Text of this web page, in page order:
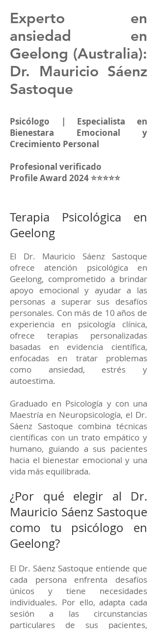
Experto en
ansiedad en
Geelong (Australia):
Dr. Mauricio Sáenz
Sastoque
Psicólogo | Especialista en
Bienestara Emocional y
Crecimiento Personal
Profesional verificado
Profile Award 2024 ⭐⭐⭐⭐⭐
Terapia Psicológica en
Geelong
El Dr. Mauricio Sáenz Sastoque
ofrece atención psicológica en
Geelong, comprometido a brindar
apoyo emocional y ayudar a las
personas a superar sus desafíos
personales. Con más de 10 años de
experiencia en psicología clínica,
ofrece terapias personalizadas
basadas en evidencia científica,
enfocadas en tratar problemas
como ansiedad, estrés y
autoestima.
Graduado en Psicología y con una
Maestría en Neuropsicología, el Dr.
Sáenz Sastoque combina técnicas
científicas con un trato empático y
humano, guiando a sus pacientes
hacia el bienestar emocional y una
vida más equilibrada.
¿Por qué elegir al Dr.
Mauricio Sáenz Sastoque
como tu psicólogo en
Geelong?
El Dr. Sáenz Sastoque entiende que
cada persona enfrenta desafíos
únicos y tiene necesidades
individuales. Por ello, adapta cada
sesión a las circunstancias
particulares de sus pacientes,